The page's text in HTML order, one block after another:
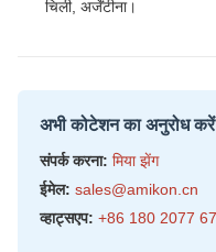
चिली, अर्जेंटीना।
अभी कोटेशन का अनुरोध करें
संपर्क करना: मिया झेंग
ईमेल: sales@amikon.cn
व्हाट्सएप: +86 180 2077